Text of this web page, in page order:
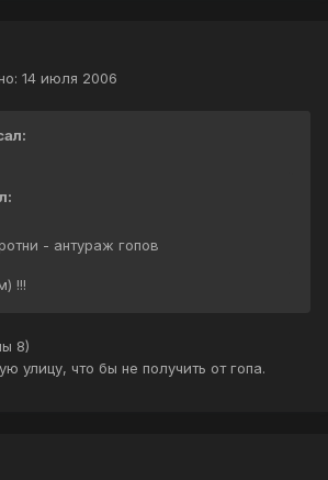
14 июля 2006
- антураж гопов
!!!
8)
улицу, что бы не получить от гопа.